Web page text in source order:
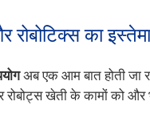
रोबोटिक्स का
अब एक आम बात होती जा
खेती के कामों को और